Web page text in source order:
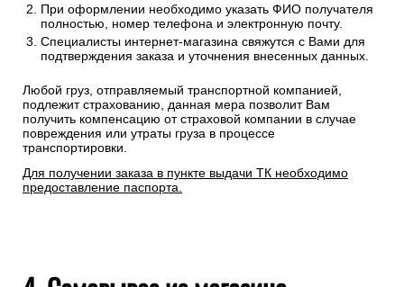
При оформлении необходимо указать ФИО получателя
полностью, номер телефона и электронную почту.
Специалисты интернет-магазина свяжутся с Вами для
подтверждения заказа и уточнения внесенных данных.
Любой груз, отправляемый транспортной компанией,
подлежит страхованию, данная мера позволит Вам
получить компенсацию от страховой компании в случае
повреждения или утраты груза в процессе
транспортировки.
Для получении заказа в пункте выдачи ТК необходимо
предоставление паспорта.